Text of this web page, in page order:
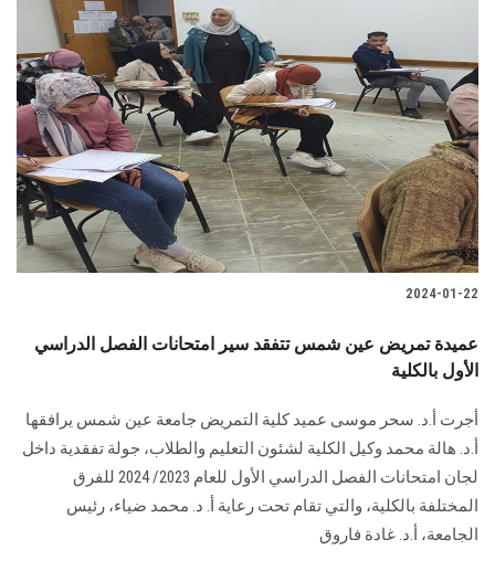
تواصل معنا
الطلاب
هيئة التدريس
الدراسات العليا
الخريجين
سجل الان
2024-01-22
عميدة تمريض عين شمس تتفقد سير امتحانات الفصل الدراسي
الأول بالكلية
أجرت أ.د. سحر موسى عميد كلية التمريض جامعة عين شمس يرافقها
أ.د. هالة محمد وكيل ‏الكلية لشئون التعليم والطلاب، جولة تفقدية داخل
لجان امتحانات الفصل الدراسي الأول للعام ‏‏2023/ 2024 للفرق
المختلفة بالكلية، والتي تقام تحت رعاية أ. د. محمد ضياء، رئيس
‏الجامعة، أ.د. غادة فاروق